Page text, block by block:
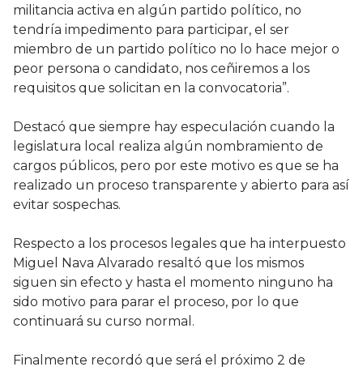
militancia activa en algún partido político, no
tendría impedimento para participar, el ser
miembro de un partido político no lo hace mejor o
peor persona o candidato, nos ceñiremos a los
requisitos que solicitan en la convocatoria”.
Destacó que siempre hay especulación cuando la
legislatura local realiza algún nombramiento de
cargos públicos, pero por este motivo es que se ha
realizado un proceso transparente y abierto para así
evitar sospechas.
Respecto a los procesos legales que ha interpuesto
Miguel Nava Alvarado resaltó que los mismos
siguen sin efecto y hasta el momento ninguno ha
sido motivo para parar el proceso, por lo que
continuará su curso normal.
Finalmente recordó que será el próximo 2 de